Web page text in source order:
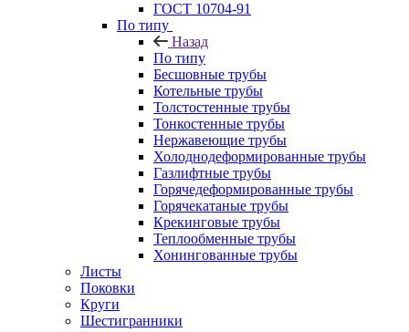
ГОСТ 10704-91
По типу
Назад
По типу
Бесшовные трубы
Котельные трубы
Толстостенные трубы
Тонкостенные трубы
Нержавеющие трубы
Холоднодеформированные трубы
Газлифтные трубы
Горячедеформированные трубы
Горячекатаные трубы
Крекинговые трубы
Теплообменные трубы
Хонингованные трубы
Листы
Поковки
Круги
Шестигранники